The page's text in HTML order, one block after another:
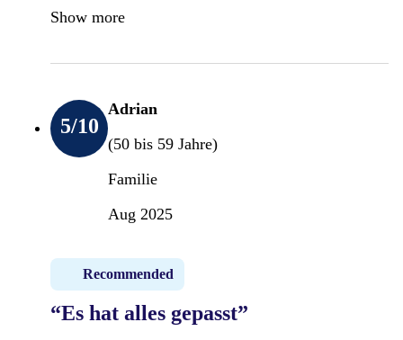
Show more
5/10
Adrian
(50 bis 59 Jahre)
Familie
Aug 2025
Recommended
“Es hat alles gepasst”